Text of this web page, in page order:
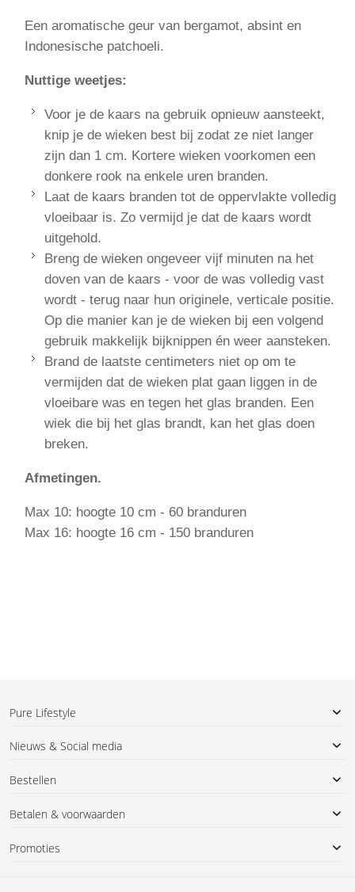
Een aromatische geur van bergamot, absint en
Indonesische patchoeli.
Nuttige weetjes:
Voor je de kaars na gebruik opnieuw aansteekt,
knip je de wieken best bij zodat ze niet langer
zijn dan 1 cm. Kortere wieken voorkomen een
donkere rook na enkele uren branden.
Laat de kaars branden tot de oppervlakte volledig
vloeibaar is. Zo vermijd je dat de kaars wordt
uitgehold.
Breng de wieken ongeveer vijf minuten na het
doven van de kaars - voor de was volledig vast
wordt - terug naar hun originele, verticale positie.
Op die manier kan je de wieken bij een volgend
gebruik makkelijk bijknippen én weer aansteken.
Brand de laatste centimeters niet op om te
vermijden dat de wieken plat gaan liggen in de
vloeibare was en tegen het glas branden. Een
wiek die bij het glas brandt, kan het glas doen
breken.
Afmetingen.
Max 10: hoogte 10 cm - 60 branduren
Max 16: hoogte 16 cm - 150 branduren
Pure Lifestyle
Nieuws & Social media
Bestellen
Betalen & voorwaarden
Promoties